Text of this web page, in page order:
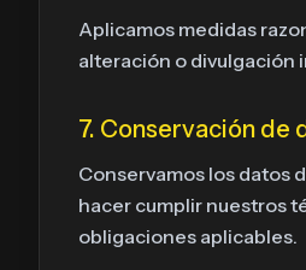
Aplicamos medidas
alteración o divulgación
7. Conservación de
Conservamos los datos
hacer cumplir nuestros
obligaciones aplicables.